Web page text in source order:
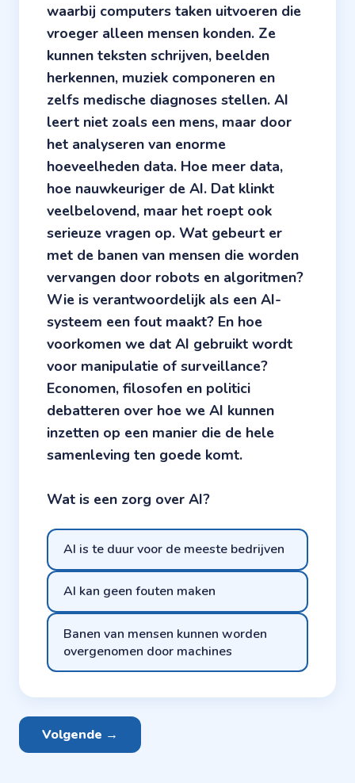
waarbij computers taken uitvoeren die
vroeger alleen mensen konden. Ze
kunnen teksten schrijven, beelden
herkennen, muziek componeren en
zelfs medische diagnoses stellen. AI
leert niet zoals een mens, maar door
het analyseren van enorme
hoeveelheden data. Hoe meer data,
hoe nauwkeuriger de AI. Dat klinkt
veelbelovend, maar het roept ook
serieuze vragen op. Wat gebeurt er
met de banen van mensen die worden
vervangen door robots en algoritmen?
Wie is verantwoordelijk als een AI-
systeem een fout maakt? En hoe
voorkomen we dat AI gebruikt wordt
voor manipulatie of surveillance?
Economen, filosofen en politici
debatteren over hoe we AI kunnen
inzetten op een manier die de hele
samenleving ten goede komt.
Wat is een zorg over AI?
AI is te duur voor de meeste bedrijven
AI kan geen fouten maken
Banen van mensen kunnen worden
overgenomen door machines
Volgende →